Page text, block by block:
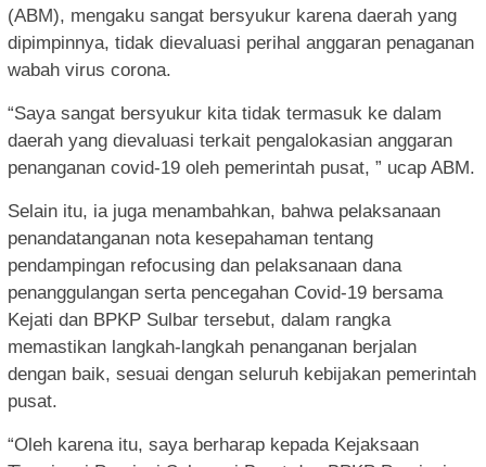
(ABM), mengaku sangat bersyukur karena daerah yang
dipimpinnya, tidak dievaluasi perihal anggaran penaganan
wabah virus corona.
“Saya sangat bersyukur kita tidak termasuk ke dalam
daerah yang dievaluasi terkait pengalokasian anggaran
penanganan covid-19 oleh pemerintah pusat, ” ucap ABM.
Selain itu, ia juga menambahkan, bahwa pelaksanaan
penandatanganan nota kesepahaman tentang
pendampingan refocusing dan pelaksanaan dana
penanggulangan serta pencegahan Covid-19 bersama
Kejati dan BPKP Sulbar tersebut, dalam rangka
memastikan langkah-langkah penanganan berjalan
dengan baik, sesuai dengan seluruh kebijakan pemerintah
pusat.
“Oleh karena itu, saya berharap kepada Kejaksaan